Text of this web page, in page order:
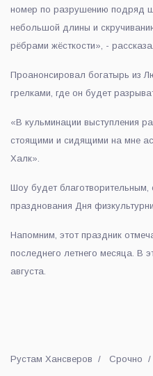
номер по разрушению подряд
небольшой длины и
рёбрами жёсткости», -
Проанонсировал богатырь из
грелками, где он будет
«В кульминации выступления
стоящими и сидящими на мне
Халк».
Шоу будет благотворительным,
празднования Дня
Напомним, этот праздник
последнего летнего месяца. В
августа.
Рустам Хансверов Срочно